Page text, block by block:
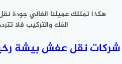
هكذا تمتلك عميلنا الغالي جودة
الفك والتركيب فلا
شركات نقل عفش بيشة